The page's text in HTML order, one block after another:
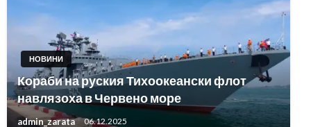
НОВИНИ
Кораби на руския Тихоокеански флот
навлязоха в Червено море
admin_zarata 06.12.2025